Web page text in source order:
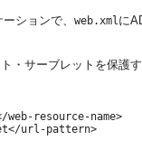
ションで、 web.xmlに
・サーブレットを保護
web-resource-name>
url-pattern>